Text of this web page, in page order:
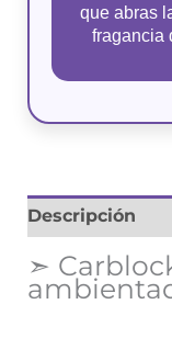
que abras
fragancia
Descripción
➣